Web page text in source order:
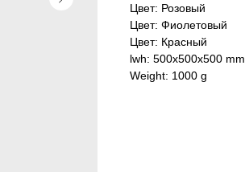
Цвет: Розовый
Цвет: Фиолетовый
Цвет: Красный
lwh: 500x500x500 mm
Weight: 1000 g